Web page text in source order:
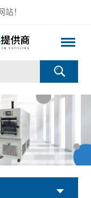
！